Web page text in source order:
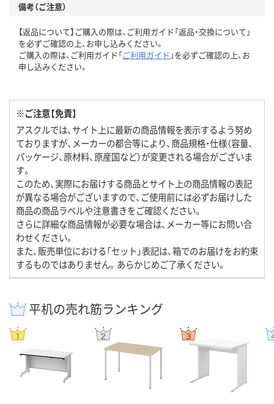
備考（ご注意）
【返品について】ご購入の際は、ご利用ガイド「返品・交換について」
を必ずご確認の上、お申し込みください。
ご購入の際は、ご利用ガイド「ご利用ガイド 」を必ずご確認の上、お
申し込みください。
※ご注意【免責】
アスクルでは、サイト上に最新の商品情報を表示するよう努め
ておりますが、メーカーの都合等により、商品規格・仕様（容量、
パッケージ、原材料、原産国など）が変更される場合がございま
す。
このため、実際にお届けする商品とサイト上の商品情報の表記
が異なる場合がございますので、ご使用前には必ずお届けした
商品の商品ラベルや注意書きをご確認ください。
さらに詳細な商品情報が必要な場合は、メーカー等にお問い合
わせください。
また、販売単位における「セット」表記は、箱でのお届けをお約束
するものではありません。あらかじめご了承ください。
平机の売れ筋ランキング